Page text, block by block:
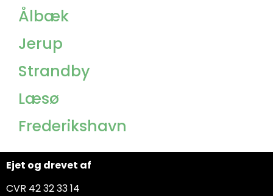
Ålbæk
Jerup
Strandby
Læsø
Frederikshavn
Ejet og drevet af
CVR 42 32 33 14